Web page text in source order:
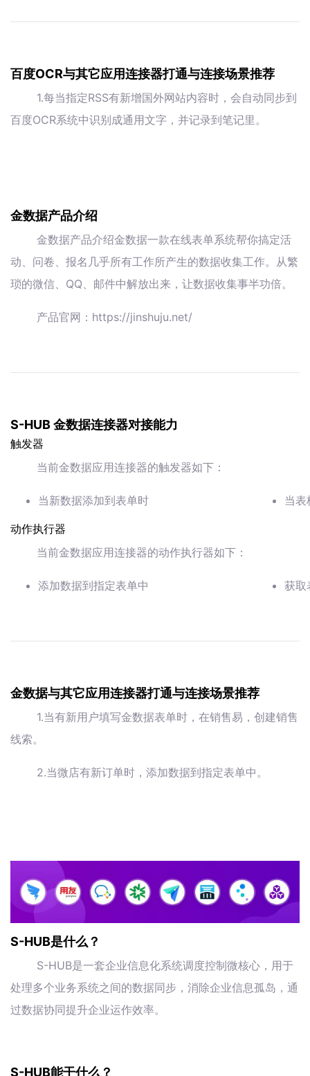
百度OCR与其它应用连接器打通与连接场景推荐
1.每当指定RSS有新增国外网站内容时，会自动同步到
百度OCR系统中识别成通用文字，并记录到笔记里。
金数据产品介绍
金数据产品介绍金数据一款在线表单系统帮你搞定活
动、问卷、报名几乎所有工作所产生的数据收集工作。从繁
琐的微信、QQ、邮件中解放出来，让数据收集事半功倍。
产品官网：https://jinshuju.net/
S-HUB 金数据连接器对接能力
触发器
当前金数据应用连接器的触发器如下：
当新数据添加到表单时 当表
动作执行器
当前金数据应用连接器的动作执行器如下：
添加数据到指定表单中 获取
金数据与其它应用连接器打通与连接场景推荐
1.当有新用户填写金数据表单时，在销售易，创建销售
线索。
2.当微店有新订单时，添加数据到指定表单中。
S-HUB是什么？
S-HUB是一套企业信息化系统调度控制微核心，用于
处理多个业务系统之间的数据同步，消除企业信息孤岛，通
过数据协同提升企业运作效率。
S-HUB能干什么？